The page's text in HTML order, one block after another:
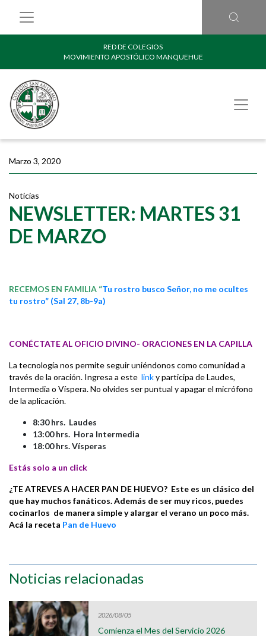
RED DE COLEGIOS
MOVIMIENTO APOSTÓLICO MANQUEHUE
Marzo 3, 2020
Noticias
NEWSLETTER: MARTES 31
DE MARZO
RECEMOS EN FAMILIA “Tu rostro busco Señor, no me ocultes
tu rostro” (Sal 27, 8b-9a)
CONÉCTATE AL OFICIO DIVINO- ORACIONES EN LA CAPILLA
La tecnología nos permite seguir uniéndonos como comunidad a
través de la oración. Ingresa a este linky participa de Laudes,
Intermedia o Víspera. No olvides ser puntual y apagar el micrófono
de la aplicación.
8:30 hrs. Laudes
13:00 hrs. Hora Intermedia
18:00 hrs. Vísperas
Estás solo a un click
¿TE ATREVES A HACER PAN DE HUEVO? Este es un clásico del
que hay muchos fanáticos. Además de ser muy ricos, puedes
cocinarlos de manera simple y alargar el verano un poco más.
Acá la receta Pan de Huevo
Noticias relacionadas
2026/08/05
Comienza el Mes del Servicio 2026